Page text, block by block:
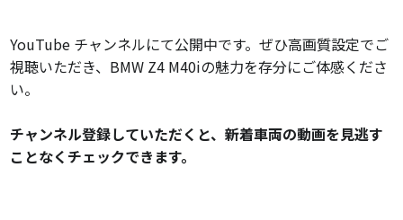
YouTube チャンネルにて公開中です。ぜひ高画質設定でご
視聴いただき、BMW Z4 M40iの魅力を存分にご体感くださ
い。
チャンネル登録していただくと、新着車両の動画を見逃す
ことなくチェックできます。